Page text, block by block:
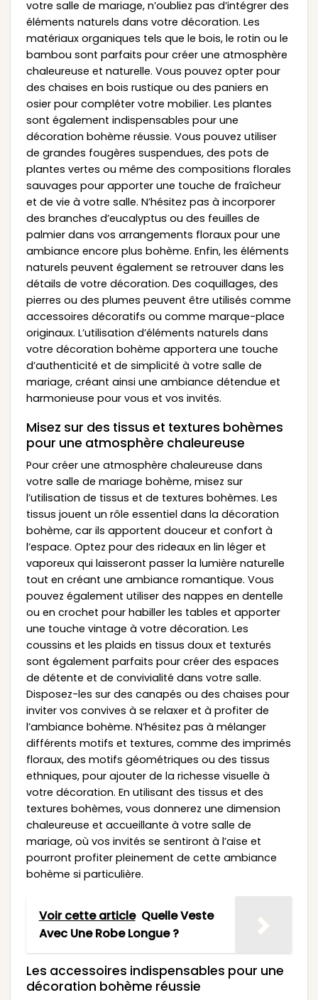
votre salle de mariage, n’oubliez pas d’intégrer des
éléments naturels dans votre décoration. Les
matériaux organiques tels que le bois, le rotin ou le
bambou sont parfaits pour créer une atmosphère
chaleureuse et naturelle. Vous pouvez opter pour
des chaises en bois rustique ou des paniers en
osier pour compléter votre mobilier. Les plantes
sont également indispensables pour une
décoration bohème réussie. Vous pouvez utiliser
de grandes fougères suspendues, des pots de
plantes vertes ou même des compositions florales
sauvages pour apporter une touche de fraîcheur
et de vie à votre salle. N’hésitez pas à incorporer
des branches d’eucalyptus ou des feuilles de
palmier dans vos arrangements floraux pour une
ambiance encore plus bohème. Enfin, les éléments
naturels peuvent également se retrouver dans les
détails de votre décoration. Des coquillages, des
pierres ou des plumes peuvent être utilisés comme
accessoires décoratifs ou comme marque-place
originaux. L’utilisation d’éléments naturels dans
votre décoration bohème apportera une touche
d’authenticité et de simplicité à votre salle de
mariage, créant ainsi une ambiance détendue et
harmonieuse pour vous et vos invités.
Misez sur des tissus et textures bohèmes
pour une atmosphère chaleureuse
Pour créer une atmosphère chaleureuse dans
votre salle de mariage bohème, misez sur
l’utilisation de tissus et de textures bohèmes. Les
tissus jouent un rôle essentiel dans la décoration
bohème, car ils apportent douceur et confort à
l’espace. Optez pour des rideaux en lin léger et
vaporeux qui laisseront passer la lumière naturelle
tout en créant une ambiance romantique. Vous
pouvez également utiliser des nappes en dentelle
ou en crochet pour habiller les tables et apporter
une touche vintage à votre décoration. Les
coussins et les plaids en tissus doux et texturés
sont également parfaits pour créer des espaces
de détente et de convivialité dans votre salle.
Disposez-les sur des canapés ou des chaises pour
inviter vos convives à se relaxer et à profiter de
l’ambiance bohème. N’hésitez pas à mélanger
différents motifs et textures, comme des imprimés
floraux, des motifs géométriques ou des tissus
ethniques, pour ajouter de la richesse visuelle à
votre décoration. En utilisant des tissus et des
textures bohèmes, vous donnerez une dimension
chaleureuse et accueillante à votre salle de
mariage, où vos invités se sentiront à l’aise et
pourront profiter pleinement de cette ambiance
bohème si particulière.
Voir cette article Quelle Veste
Avec Une Robe Longue ?
Les accessoires indispensables pour une
décoration bohème réussie